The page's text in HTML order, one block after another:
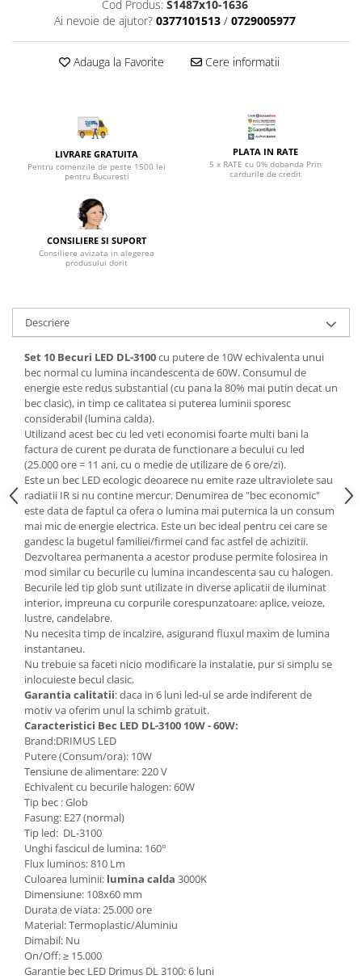
Top saltele 10 cm
Top saltele memory 5 cm
Top saltele MemoHR 6.5 cm
Saltele cu spuma
Scaune manager
Mese bucatarie
Seturi mese si scaune bucatarie
Mobila hol
Portmantouri
Seturi mobilier hol
Etajere
Cuiere
Mobilier gradinita
Mese gradinita
Scaune gradinita
Set mese si scaune gradinita
Mobilier copii
Mobila camera copii
Scaune birou pentru copii
Saltele patuturi copii
Paturi copii
Masa si scaune gradinita
Seturi comode living si dormitor
Cod Produs: S1487x10-1636
Ai nevoie de ajutor? 0377101513 / 0729005977
Adauga la Favorite Cere informatii
LIVRARE GRATUITA
Pentru comenzile de peste 1500 lei
pentru Bucuresti
PLATA IN RATE
5 x RATE cu 0% dobanda Prin
cardurile de credit
CONSILIERE SI SUPORT
Consiliere avizata in alegerea
produsului dorit
Descriere
Set 10 Becuri LED DL-3100cu putere de 10W echivalenta unui
bec normal cu lumina incandescenta de 60W. Consumul de
energie este redus substantial (cu pana la 80% mai putin decat un
bec clasic), in timp ce calitatea si puterea luminii sporesc
considerabil (lumina calda).
Utilizand acest bec cu led veti economisi foarte multi bani la
factura de curent pe durata de functionare a becului cu led
(25.000 ore = 11 ani, cu o medie de utilizare de 6 ore/zi).
Este un bec LED ecologic deoarece nu emite raze ultraviolete sau
radiatii IR si nu contine mercur. Denumirea de "bec economic"
este data de faptul ca ofera o lumina mai puternica la un consum
mai mic de energie electrica. Este un bec ideal pentru cei care se
gandesc la bugetul familiei/firmei cand fac astfel de achizitii.
Dezvoltarea permanenta a acestor produse permite folosirea in
mod similar cu becurile cu lumina incandescenta sau cu halogen.
Becurile led tip glob sunt utilizate in diverse aplicatii de iluminat
interior, impreuna cu corpurile corespunzatoare: aplice, veioze,
lustre, candelabre.
Nu necesita timp de incalzire, asigurand fluxul maxim de lumina
instantaneu.
Nu trebuie sa faceti nicio modificare la instalatie, pur si simplu se
inlocuieste becul clasic.
Garantia calitatii: daca in 6 luni led-ul se arde indiferent de
motiv va oferim unul la schimb gratuit.
Caracteristici Bec LED DL-3100 10W - 60W:
Brand:DRIMUS LED
Putere (Consum/ora): 10W
Tensiune de alimentare: 220 V
Echivalent cu becurile halogen: 60W
Tip bec : Glob
Fasung: E27 (normal)
Tip led: DL-3100
Unghi fascicul de lumina: 160°
Flux luminos: 810 Lm
Culoarea luminii: lumina calda 3000K
Dimensiune: 108x60 mm
Durata de viata: 25.000 ore
Material: Termoplastic/Aluminiu
Dimabil: Nu
On/Off:≥ 15.000
Garantie bec LED Drimus DL 3100: 6 luni